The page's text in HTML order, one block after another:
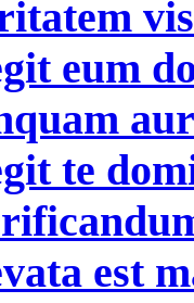
eum
te
est